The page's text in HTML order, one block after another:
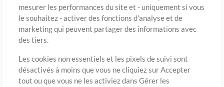
mesurer les performances du site et - uniquement si vous
le souhaitez - activer des fonctions d'analyse et de
marketing qui peuvent partager des informations avec
des tiers.
Les cookies non essentiels et les pixels de suivi sont
désactivés à moins que vous ne cliquiez sur Accepter
tout ou que vous ne les activiez dans Gérer les
S’inscrireMot de passe oublié? Connexion
matière de cookies
Contact
©2006-2026 par MultiTracks LLC. Tous droits réservés.